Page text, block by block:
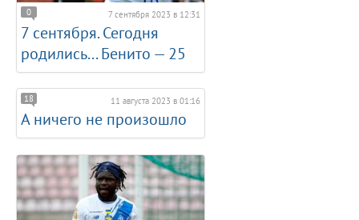
0 7 сентября 2023 в 12:31
7 сентября. Сегодня
родились... Бенито — 25
18 11 августа 2023 в 01:16
А ничего не произошло